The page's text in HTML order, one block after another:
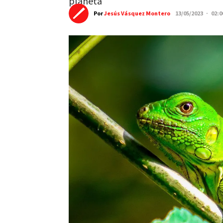
PorJesús Vásquez Montero 13/05/2023 ·